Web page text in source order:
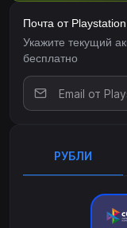
Почта от Playstation
Укажите текущий
бесплатно
РУБЛИ